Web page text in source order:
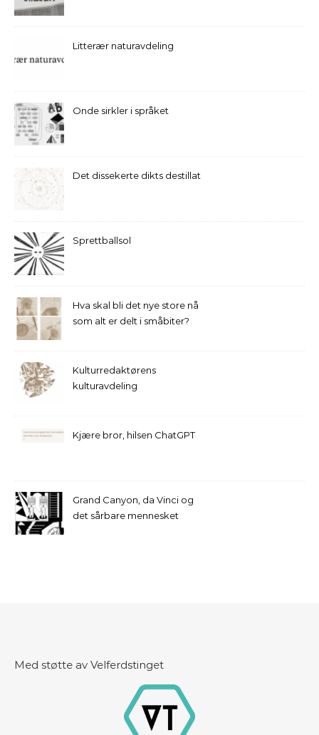
Litterær naturavdeling
Onde sirkler i språket
Det dissekerte dikts destillat
Sprettballsol
Hva skal bli det nye store nå
som alt er delt i småbiter?
Kulturredaktørens
kulturavdeling
Kjære bror, hilsen ChatGPT
Grand Canyon, da Vinci og
det sårbare mennesket
Med støtte av Velferdstinget